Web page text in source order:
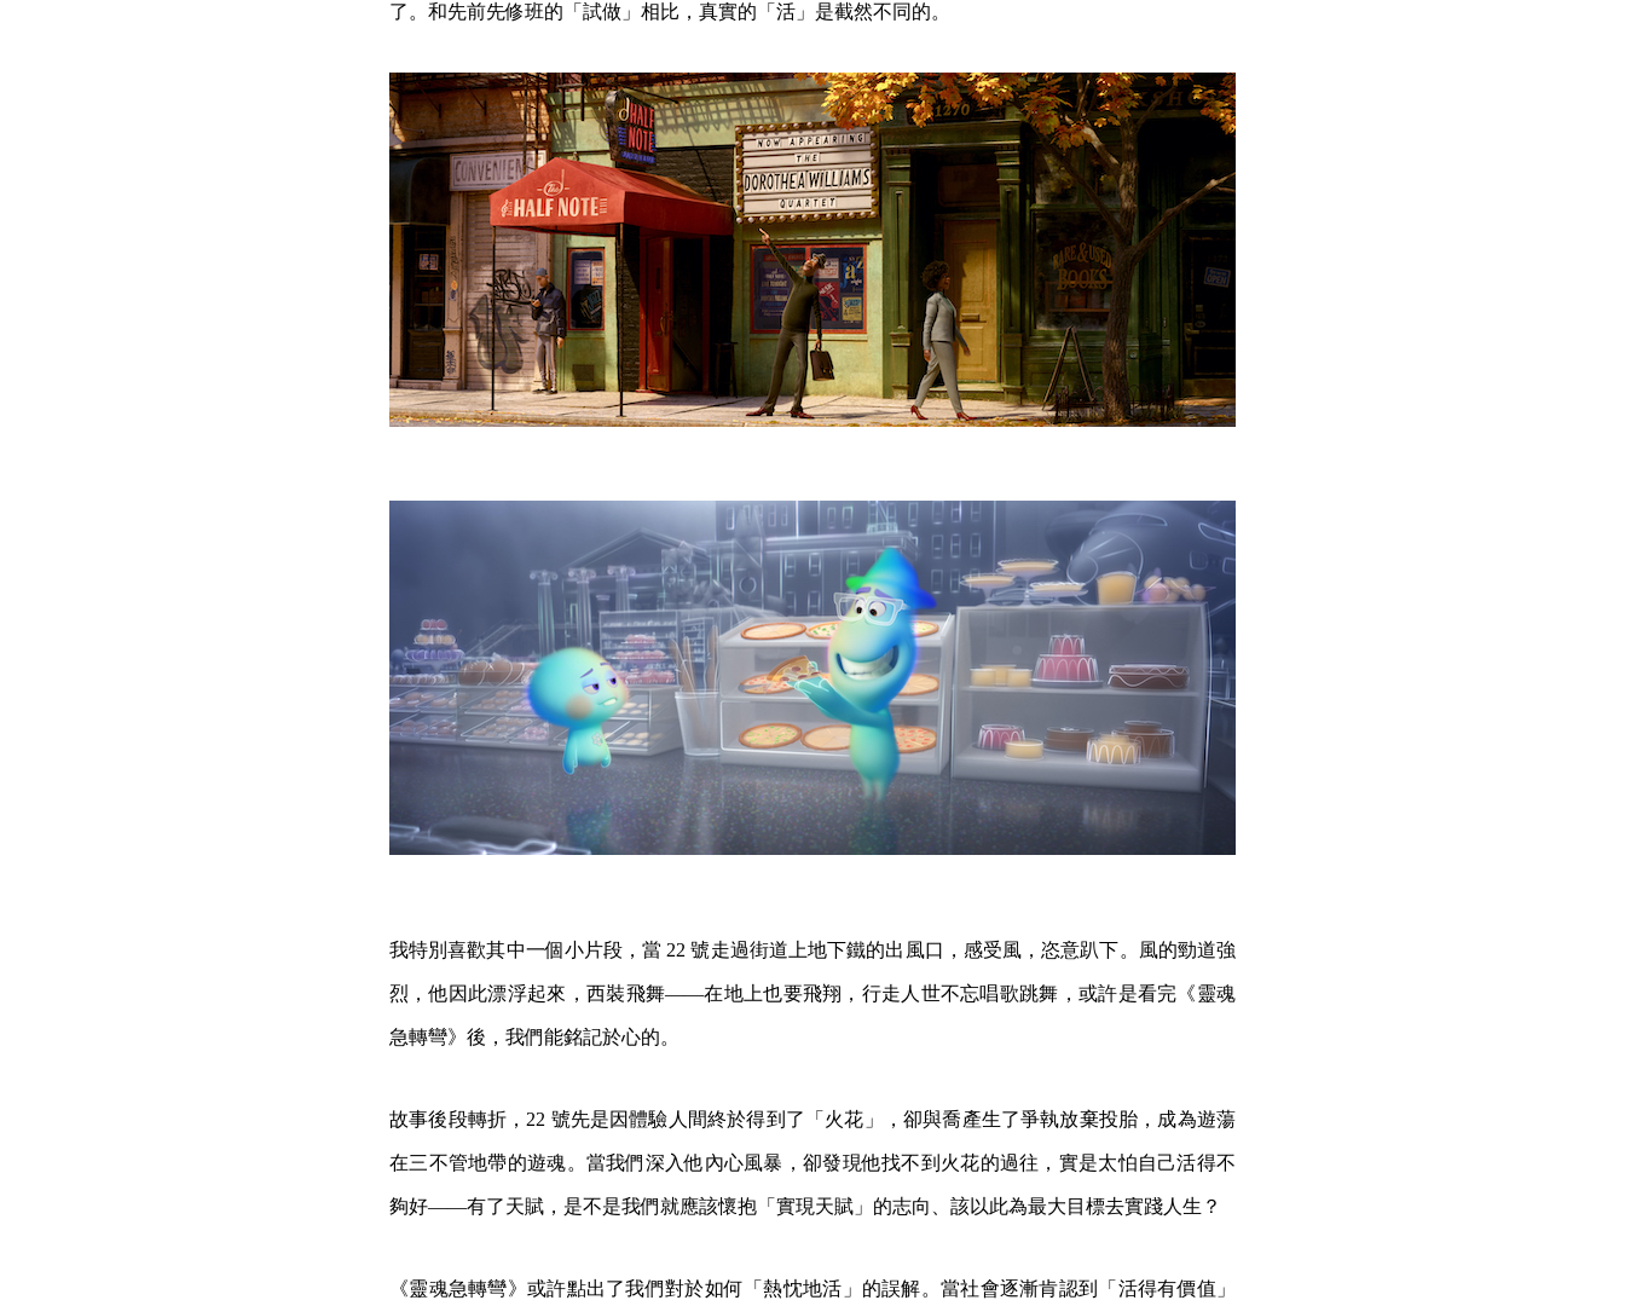
了。和先前先修班的「試做」相比，真實的「活」是截然不同的。
我特別喜歡其中一個小片段，當 22 號走過街道上地下鐵的出風口，感受風，恣意趴下。風的勁道強
烈，他因此漂浮起來，西裝飛舞——在地上也要飛翔，行走人世不忘唱歌跳舞，或許是看完《靈魂
急轉彎》後，我們能銘記於心的。
故事後段轉折，22 號先是因體驗人間終於得到了「火花」，卻與喬產生了爭執放棄投胎，成為遊蕩
在三不管地帶的遊魂。當我們深入他內心風暴，卻發現他找不到火花的過往，實是太怕自己活得不
夠好——有了天賦，是不是我們就應該懷抱「實現天賦」的志向、該以此為最大目標去實踐人生？
《靈魂急轉彎》或許點出了我們對於如何「熱忱地活」的誤解。當社會逐漸肯認到「活得有價值」